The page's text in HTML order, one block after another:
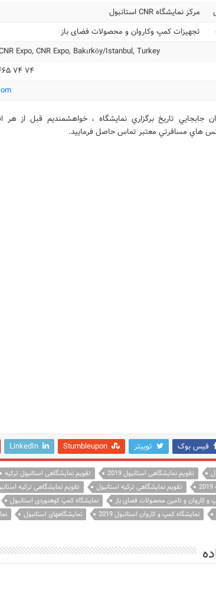
مرکز نمایشگاه CNR استانبول
تجهیزات کمپ وکاروان و محصولات فضای باز
Expo, CNR Expo, Bakırköy/Istanbul, Turkey
۷۴ ۷۴ ۴۶۵ ۲۱۲ ۹۰+
جابجايي تاريخ برگزاري نمايشگاه ، خواهشمنديم قبل از
هاي مسافرتي معتبر تماس حاصل فرماييد.
فیس بوک توییتر Stumbleupon
LinkedIn
تقویم نمایشگاهی استانبول 2019
تقویم نمایشگاهی استانبول ترکیه
تقویم نمایشگاهی ترکیه استانبول
تقویم نمایشگاهی ترکیه استانبول
و کاروان و تامین محصولات فضای باز
نمایشگاه کمپ کوهنوردی استانبول
نمایشگاه کمپ و کاروان استانبول 2019 نمایشگاههای استانبول